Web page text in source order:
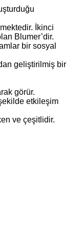
İkinci
Blumer’dir.
bir sosyal
geliştirilmiş bir
görür.
etkileşim
ve çeşitlidir.